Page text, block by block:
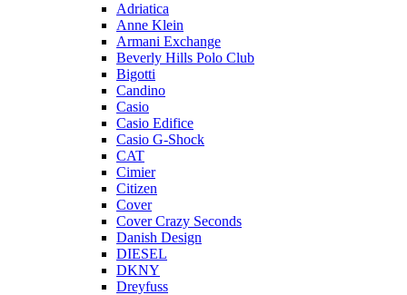
Adriatica
Anne Klein
Armani Exchange
Beverly Hills Polo Club
Bigotti
Candino
Casio
Casio Edifice
Casio G-Shock
CAT
Cimier
Citizen
Cover
Cover Crazy Seconds
Danish Design
DIESEL
DKNY
Dreyfuss